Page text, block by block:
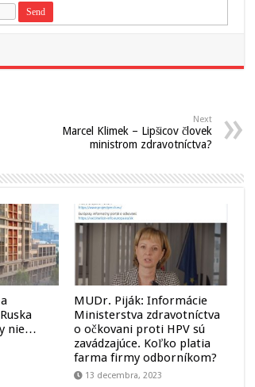
Next
Marcel Klimek – Lipšicov človek
ministrom zdravotníctva?
nie…
MUDr. Piják: Informácie
Ministerstva zdravotníctva
o očkovani proti HPV sú
zavádzajúce. Koľko platia
farma firmy odborníkom?
13 decembra, 2023